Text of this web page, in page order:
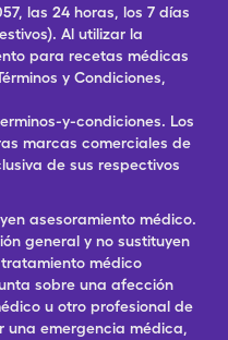
las 24 horas, los 7 días
Al utilizar la
para recetas médicas
y Condiciones,
y-condiciones. Los
marcas comerciales de
de sus respectivos
asesoramiento médico.
general y no sustituyen
médico
sobre una afección
u otro profesional de
una emergencia médica,